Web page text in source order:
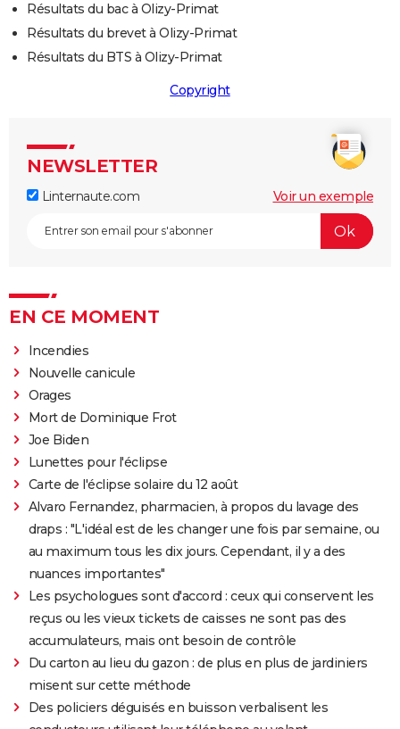
Résultats du bac à Olizy-Primat
Résultats du brevet à Olizy-Primat
Résultats du BTS à Olizy-Primat
Copyright
NEWSLETTER
Linternaute.com Voir un exemple
EN CE MOMENT
Incendies
Nouvelle canicule
Orages
Mort de Dominique Frot
Joe Biden
Lunettes pour l'éclipse
Carte de l'éclipse solaire du 12 août
Alvaro Fernandez, pharmacien, à propos du lavage des
draps : "L'idéal est de les changer une fois par semaine, ou
au maximum tous les dix jours. Cependant, il y a des
nuances importantes"
Les psychologues sont d'accord : ceux qui conservent les
reçus ou les vieux tickets de caisses ne sont pas des
accumulateurs, mais ont besoin de contrôle
Du carton au lieu du gazon : de plus en plus de jardiniers
misent sur cette méthode
Des policiers déguisés en buisson verbalisent les